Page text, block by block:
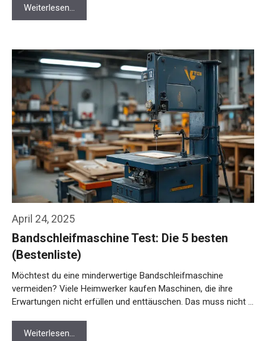
Weiterlesen…
April 24, 2025
Bandschleifmaschine Test: Die 5 besten
(Bestenliste)
Möchtest du eine minderwertige Bandschleifmaschine
vermeiden? Viele Heimwerker kaufen Maschinen, die ihre
Erwartungen nicht erfüllen und enttäuschen. Das muss nicht …
Weiterlesen…